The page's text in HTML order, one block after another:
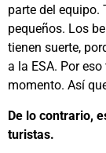
parte del equipo.
pequeños. Los
tienen suerte,
a la ESA. Por
momento. Así
De lo contrario,
turistas.